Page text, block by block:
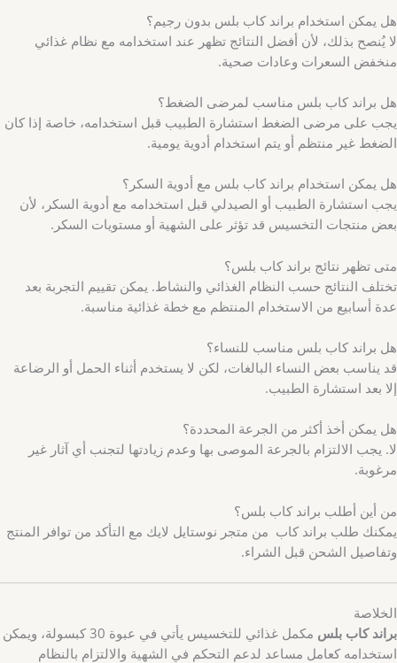
هل يمكن استخدام براند كاب بلس بدون رجيم؟
لا يُنصح بذلك، لأن أفضل النتائج تظهر عند استخدامه مع نظام غذائي
منخفض السعرات وعادات صحية.
هل براند كاب بلس مناسب لمرضى الضغط؟
يجب على مرضى الضغط استشارة الطبيب قبل استخدامه، خاصة إذا كان
الضغط غير منتظم أو يتم استخدام أدوية يومية.
هل يمكن استخدام براند كاب بلس مع أدوية السكر؟
يجب استشارة الطبيب أو الصيدلي قبل استخدامه مع أدوية السكر، لأن
بعض منتجات التخسيس قد تؤثر على الشهية أو مستويات السكر.
متى تظهر نتائج براند كاب بلس؟
تختلف النتائج حسب النظام الغذائي والنشاط. يمكن تقييم التجربة بعد
عدة أسابيع من الاستخدام المنتظم مع خطة غذائية مناسبة.
هل براند كاب بلس مناسب للنساء؟
قد يناسب بعض النساء البالغات، لكن لا يستخدم أثناء الحمل أو الرضاعة
إلا بعد استشارة الطبيب.
هل يمكن أخذ أكثر من الجرعة المحددة؟
لا. يجب الالتزام بالجرعة الموصى بها وعدم زيادتها لتجنب أي آثار غير
مرغوبة.
من أين أطلب براند كاب بلس؟
يمكنك طلب براند كاب من متجر نوستايل لايك مع التأكد من توافر المنتج
وتفاصيل الشحن قبل الشراء.
الخلاصة
براند كاب بلس
مكمل غذائي للتخسيس يأتي في عبوة 30 كبسولة، ويمكن
استخدامه كعامل مساعد لدعم التحكم في الشهية والالتزام بالنظام